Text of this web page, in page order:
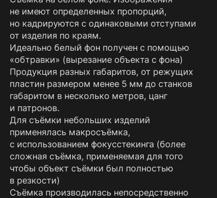
не имеют определенных пропорций,
но кадрируются с одинаковыми отступами
от изделия по краям.
Идеально белый фон получен с помощью
«обтравки» (вырезание объекта с фона)
Продукция разных габаритов, от режущих
пластин размером менее 5 мм до станков
габаритом в несколько метров, цанг
и патронов.
Для съёмки небольших изделий
применялась макросъёмка,
с использованием фокусстекинга (более
сложная съёмка, применяемая для того
чтобы объект съёмки был полностью
в резкости)
Съёмка производилась непосредственно